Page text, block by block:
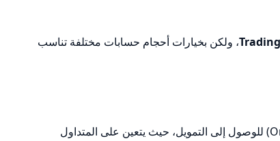
، ولكن بخيارات أحجام حسابات مختلفة تناسب
تتضمن هذه المرحلة خطوة واحدة فقط (One-Step) للوصول إلى التمويل، حيث يتعين على المتداول